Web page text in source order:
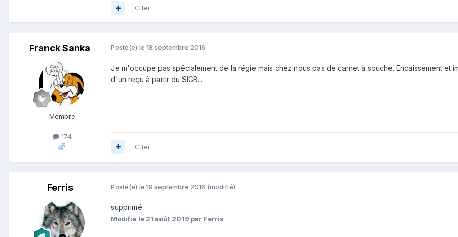
Citer
Franck Sanka
Membre
174
Posté(e) le 18 septembre 2016
Je m'occupe pas spécialement de la régie mais chez nous pas de carnet à souche. Encaissement et
d'un reçu à partir du SIGB...
Citer
Ferris Posté(e) le 19 septembre 2016 (modifié)
supprimé
Modifié le 21 août 2019 par Ferris